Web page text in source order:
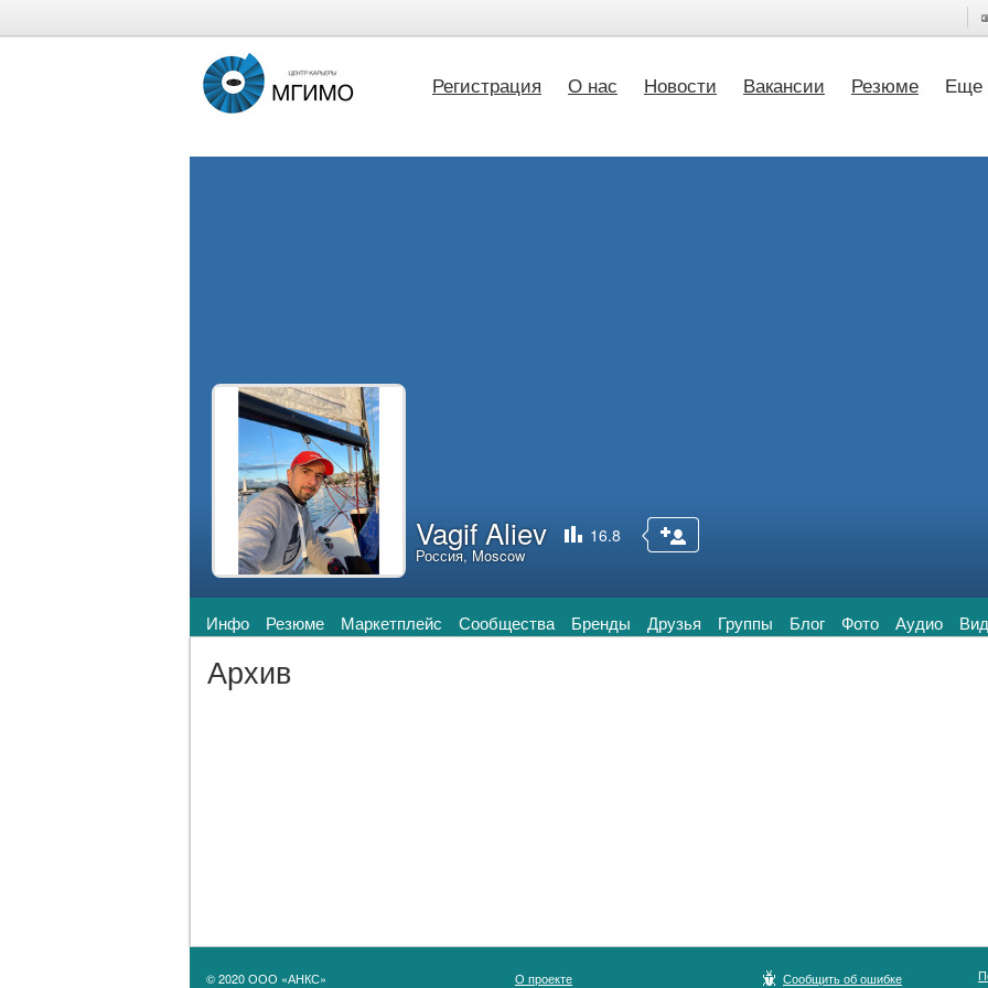
Регистрация О нас Новости Вакансии Резюме Еще
Vagif Aliev
Россия, Moscow
16.8
Инфо Резюме Маркетплейс Сообщества Бренды Друзья Группы Блог Фото Аудио
Архив
© 2020 ООО «АНКС» О проекте Сообщить об ошибке